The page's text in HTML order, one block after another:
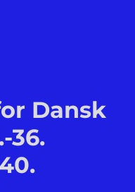
Dansk
36.